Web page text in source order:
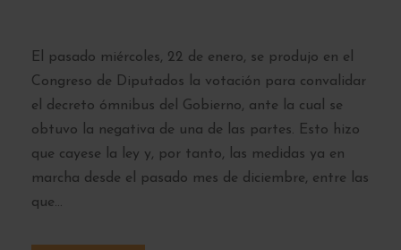
El pasado miércoles, 22 de enero, se produjo en el
Congreso de Diputados la votación para convalidar
el decreto ómnibus del Gobierno, ante la cual se
obtuvo la negativa de una de las partes. Esto hizo
que cayese la ley y, por tanto, las medidas ya en
marcha desde el pasado mes de diciembre, entre las
que...